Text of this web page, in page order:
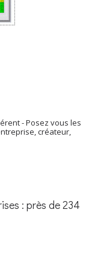
- Posez vous les
,créateur,
: près de 234